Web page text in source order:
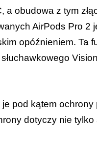
a obudowa z tym
AirPods Pro 2
opóźnieniem. Ta
pod kątem
dotyczy nie tylko